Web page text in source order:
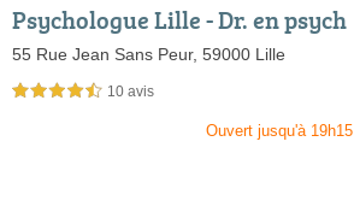
Psychologue Lille - Dr. en psych
ologie - TCC - BEAUMONT Jean-
Luc
55 Rue Jean Sans Peur, 59000 Lille
4,5 étoiles sur 5 10 avis
Ouvert jusqu'à 19h15